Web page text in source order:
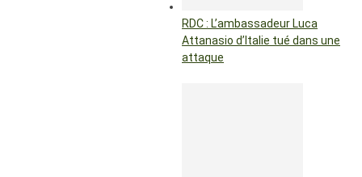
RDC : L’ambassadeur Luca
Attanasio d’Italie tué dans une
attaque